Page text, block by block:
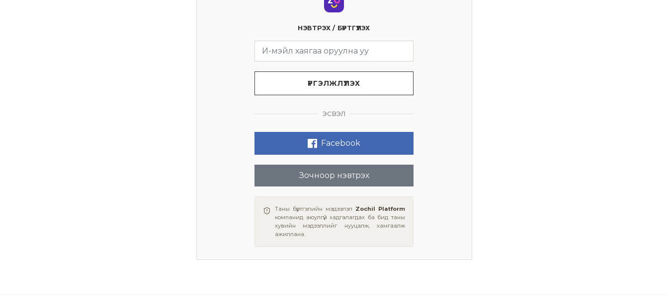
НЭВТРЭХ / БҮРТГҮҮЛЭХ
ҮРГЭЛЖЛҮҮЛЭХ
эсвэл
Facebook
Зочноор нэвтрэх
Таны бүртгэлийн мэдээлэл Zochil Platform
компанид аюулгүй хадгалагдах ба бид таны
хувийн мэдээллийг нууцалж, хамгаалж
ажиллана.